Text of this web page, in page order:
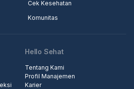
Cek Kesehatan
Komunitas
Hello Sehat
Tentang Kami
Profil Manajemen
Karier